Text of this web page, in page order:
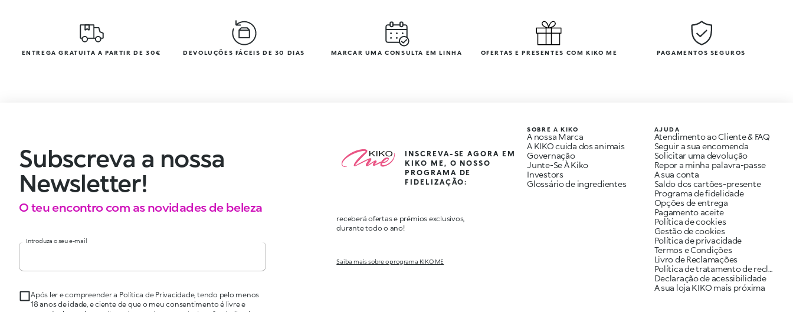
ENTREGA GRATUITA A PARTIR DE 30€ DEVOLUÇÕES FÁCEIS DE 30 DIAS MARCAR UMA CONSULTA EM LINHA OFERTAS E PRESENTES COM KIKO ME PAGAMENTOS SEGUROS
Subscreva a nossa
Newsletter!
O teu encontro com as novidades de beleza
Introduza o seu e-mail
Após ler e compreender a Política de Privacidade, tendo pelo menos
18 anos de idade, e ciente de que o meu consentimento é livre e
INSCREVA-SE AGORA EM
KIKO ME, O NOSSO
PROGRAMA DE
FIDELIZAÇÃO:
receberá ofertas e prémios exclusivos,
durante todo o ano!
Saiba mais sobre o programa KIKO ME
SOBRE A KIKO
A nossa Marca
A KIKO cuida dos animais
Governação
Junte-Se À Kiko
Investors
Glossário de ingredientes
AJUDA
Atendimento ao Cliente & FAQ
Seguir a sua encomenda
Solicitar uma devolução
Repor a minha palavra-passe
A sua conta
Saldo dos cartões-presente
Programa de fidelidade
Opções de entrega
Pagamento aceite
Política de cookies
Gestão de cookies
Política de privacidade
Termos e Condições
Livro de Reclamações
Política de tratamento de reclamações
Declaração de acessibilidade
A sua loja KIKO mais próxima